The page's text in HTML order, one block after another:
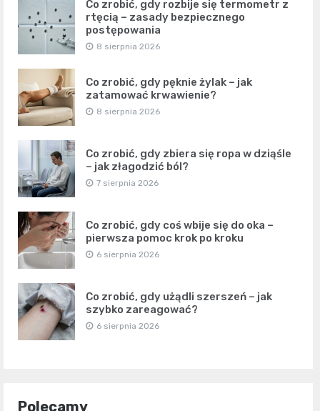
Co zrobić, gdy rozbije się termometr z
rtęcią – zasady bezpiecznego
postępowania
8 sierpnia 2026
Co zrobić, gdy pęknie żylak – jak
zatamować krwawienie?
8 sierpnia 2026
Co zrobić, gdy zbiera się ropa w dziąśle
– jak złagodzić ból?
7 sierpnia 2026
Co zrobić, gdy coś wbije się do oka –
pierwsza pomoc krok po kroku
6 sierpnia 2026
Co zrobić, gdy użądli szerszeń – jak
szybko zareagować?
6 sierpnia 2026
Polecamy